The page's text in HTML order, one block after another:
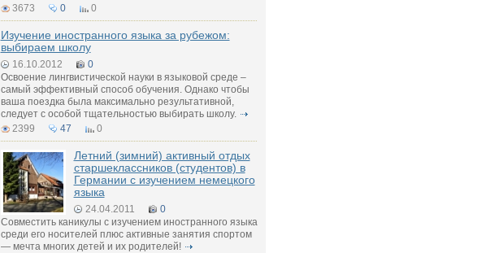
3673
0 0
Изучение иностранного языка за рубежом:
выбираем школу
16.10.2012
0
Освоение лингвистической науки в языковой среде –
самый эффективный способ обучения. Однако чтобы
ваша поездка была максимально результативной,
следует с особой тщательностью выбирать школу.
2399
47 0
Летний (зимний) активный отдых
старшеклассников (студентов) в
Германии с изучением немецкого
языка
24.04.2011
0
Совместить каникулы с изучением иностранного языка
среди его носителей плюс активные занятия спортом
— мечта многих детей и их родителей!